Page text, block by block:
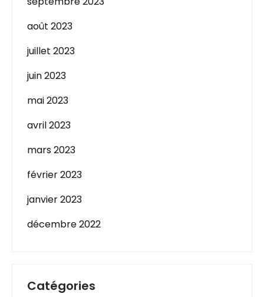
août 2023
juillet 2023
juin 2023
mai 2023
avril 2023
mars 2023
février 2023
janvier 2023
décembre 2022
Catégories